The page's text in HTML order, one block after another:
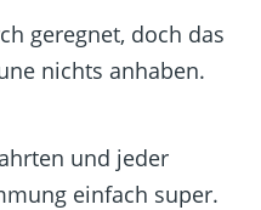
geregnet, doch das
nichts anhaben.
und jeder
einfach super.